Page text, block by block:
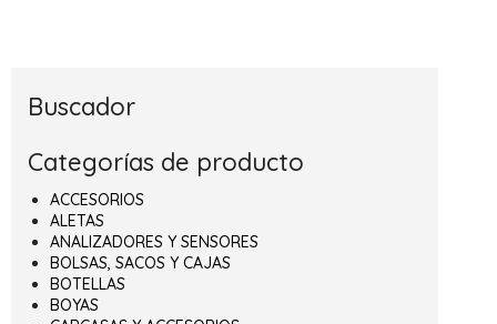
Buscador
Categorías de producto
ACCESORIOS
ALETAS
ANALIZADORES Y SENSORES
BOLSAS, SACOS Y CAJAS
BOTELLAS
BOYAS